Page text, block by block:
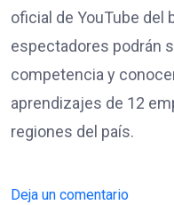
oficial de YouTube del
espectadores podrán
competencia y
aprendizajes de 12
regiones del país.
Deja un comentario